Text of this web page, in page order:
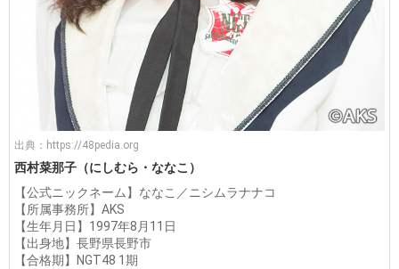
出典： https://48pedia.org
西村菜那子（にしむら・ななこ）
【公式ニックネーム】ななこ／ニシムラナナコ
【所属事務所】AKS
【生年月日】1997年8月11日
【出身地】長野県長野市
【合格期】NGT48 1期